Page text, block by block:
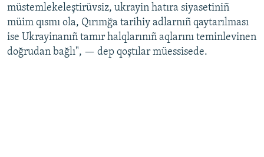
müstemlekeleştirüvsiz, ukrayin hatıra siyasetiniñ
müim qısmı ola, Qırımğa tarihiy adlarnıñ qaytarılması
ise Ukrayinanıñ tamır halqlarınıñ aqlarını teminlevinen
doğrudan bağlı", — dep qoştılar müessisede.